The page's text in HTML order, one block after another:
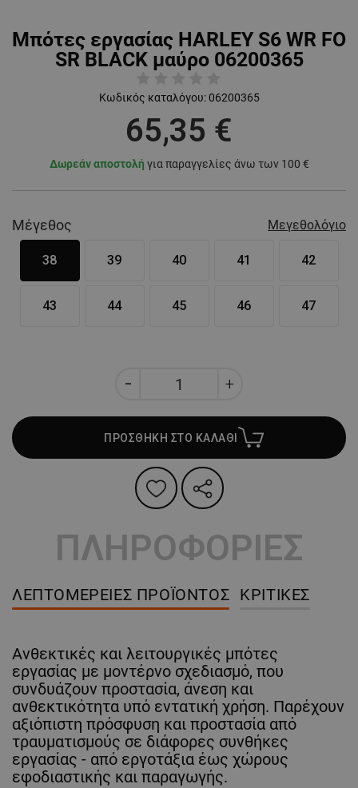
Μπότες εργασίας HARLEY S6 WR FO
SR BLACK μαύρο 06200365
Κωδικός καταλόγου: 06200365
65,35 €
Δωρεάν αποστολή για παραγγελίες άνω των 100 €
Μέγεθος Μεγεθολόγιο
38 39 40 41 42
43 44 45 46 47
ΠΡΟΣΘΗΚΗ ΣΤΟ ΚΑΛΑΘΙ
ΠΛΗΡΟΦΟΡΙΕΣ
ΛΕΠΤΟΜΈΡΕΙΕΣ ΠΡΟΪΌΝΤΟΣ ΚΡΙΤΙΚΈΣ
Ανθεκτικές και λειτουργικές μπότες
εργασίας με μοντέρνο σχεδιασμό, που
συνδυάζουν προστασία, άνεση και
ανθεκτικότητα υπό εντατική χρήση. Παρέχουν
αξιόπιστη πρόσφυση και προστασία από
τραυματισμούς σε διάφορες συνθήκες
εργασίας - από εργοτάξια έως χώρους
εφοδιαστικής και παραγωγής.